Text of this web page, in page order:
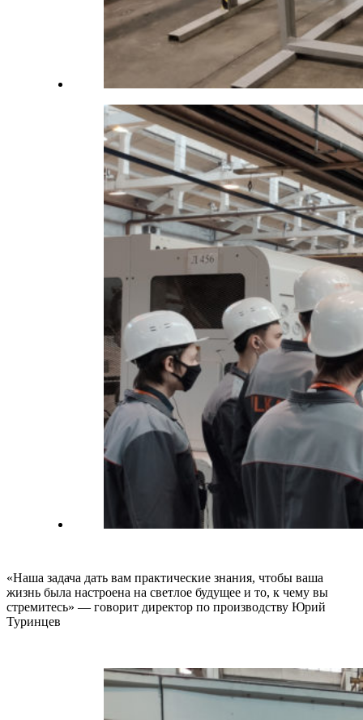
«Наша задача дать вам практические знания, чтобы ваша
жизнь была настроена на светлое будущее и то, к чему вы
стремитесь» — говорит директор по производству Юрий
Туринцев